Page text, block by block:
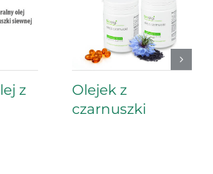
z
Olejek z
czarnuszki